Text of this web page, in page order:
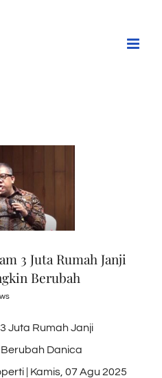
3 Juta Rumah Janji
Berubah
Juta Rumah Janji
Danica
| Kamis, 07 Agu 2025